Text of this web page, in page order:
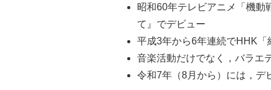
昭和60年テレビアニメ「機動
て』でデビュー
平成3年から6年連続でHHK「
音楽活動だけでなく，バラエ
令和7年（8月から）には，デ